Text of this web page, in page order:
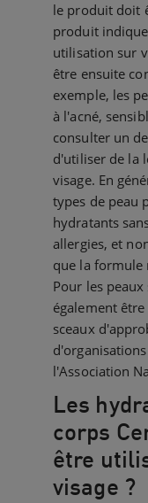
le produit doit
produit
utilisation sur
être ensuite
exemple, les
à l'acné,
consulter un
d'utiliser de la
visage. En
types de peau
hydratants
allergies, et
que la formule
Pour les
également
sceaux
l'Association
Les
corps
être
visage ?